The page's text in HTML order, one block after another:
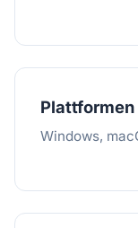
Plattformen
Windows,